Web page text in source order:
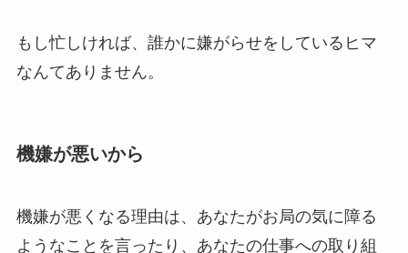
もし忙しければ、誰かに嫌がらせをしているヒマ
なんてありません。
機嫌が悪いから
機嫌が悪くなる理由は、あなたがお局の気に障る
ようなことを言ったり、あなたの仕事への取り組